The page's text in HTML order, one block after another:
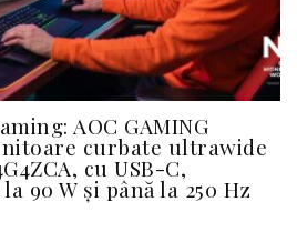
AOC GAMING
curbate ultrawide
cu USB-C,
90 W și până la 250 Hz